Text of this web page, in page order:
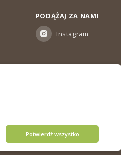
PODĄŻAJ ZA NAMI
Instagram
Potwierdź wszystko